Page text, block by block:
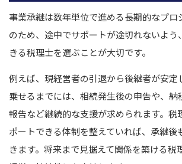
事業承継は数年単位で進める長期的なプロ
のため、途中でサポートが途切れないよう
きる税理士を選ぶことが大切です。
例えば、現経営者の引退から後継者が安定
乗せるまでには、相続発生後の申告や、納
報告など継続的な支援が求められます。 税
ポートできる体制を整えていれば、承継後
きます。 将来まで見据えて関係を築ける税